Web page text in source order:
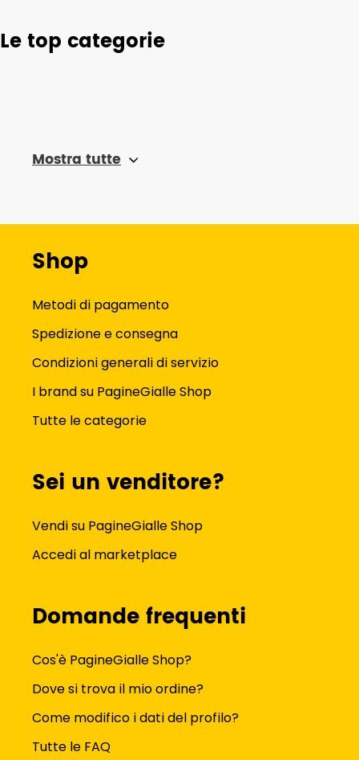
Le top categorie
Mostra tutte
Shop
Metodi di pagamento
Spedizione e consegna
Condizioni generali di servizio
I brand su PagineGialle Shop
Tutte le categorie
Sei un venditore?
Vendi su PagineGialle Shop
Accedi al marketplace
Domande frequenti
Cos'è PagineGialle Shop?
Dove si trova il mio ordine?
Come modifico i dati del profilo?
Tutte le FAQ